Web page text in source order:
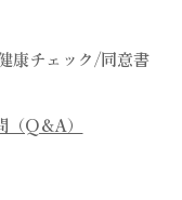
康チェック/同意書
（Q＆A）